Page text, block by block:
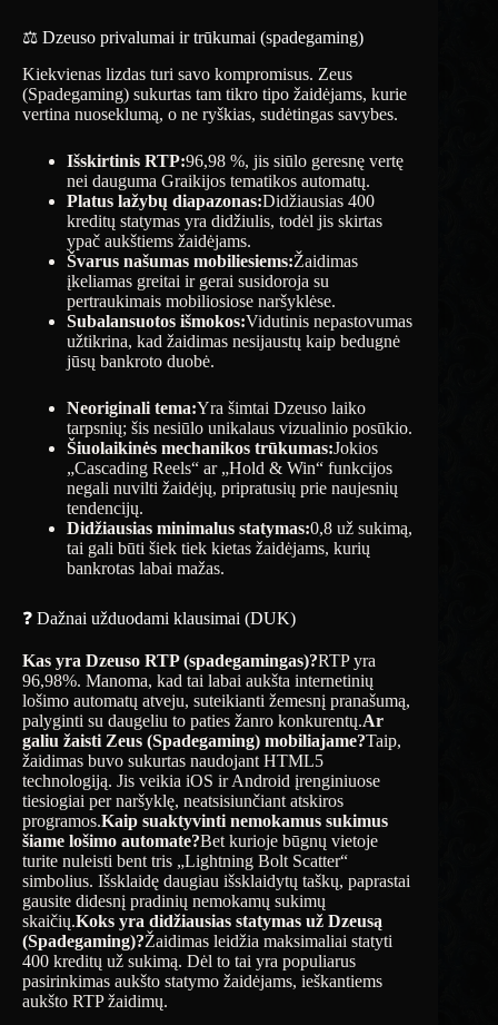
⚖️ Dzeuso privalumai ir trūkumai (spadegaming)
Kiekvienas lizdas turi savo kompromisus. Zeus
(Spadegaming) sukurtas tam tikro tipo žaidėjams, kurie
vertina nuoseklumą, o ne ryškias, sudėtingas savybes.
Išskirtinis RTP:96,98 %, jis siūlo geresnę vertę
nei dauguma Graikijos tematikos automatų.
Platus lažybų diapazonas:Didžiausias 400
kreditų statymas yra didžiulis, todėl jis skirtas
ypač aukštiems žaidėjams.
Švarus našumas mobiliesiems:Žaidimas
įkeliamas greitai ir gerai susidoroja su
pertraukimais mobiliosiose naršyklėse.
Subalansuotos išmokos:Vidutinis nepastovumas
užtikrina, kad žaidimas nesijaustų kaip bedugnė
jūsų bankroto duobė.
Neoriginali tema:Yra šimtai Dzeuso laiko
tarpsnių; šis nesiūlo unikalaus vizualinio posūkio.
Šiuolaikinės mechanikos trūkumas:Jokios
„Cascading Reels“ ar „Hold & Win“ funkcijos
negali nuvilti žaidėjų, pripratusių prie naujesnių
tendencijų.
Didžiausias minimalus statymas:0,8 už sukimą,
tai gali būti šiek tiek kietas žaidėjams, kurių
bankrotas labai mažas.
❓ Dažnai užduodami klausimai (DUK)
Kas yra Dzeuso RTP (spadegamingas)?RTP yra
96,98%. Manoma, kad tai labai aukšta internetinių
lošimo automatų atveju, suteikianti žemesnį pranašumą,
palyginti su daugeliu to paties žanro konkurentų.Ar
galiu žaisti Zeus (Spadegaming) mobiliajame?Taip,
žaidimas buvo sukurtas naudojant HTML5
technologiją. Jis veikia iOS ir Android įrenginiuose
tiesiogiai per naršyklę, neatsisiunčiant atskiros
programos.Kaip suaktyvinti nemokamus sukimus
šiame lošimo automate?Bet kurioje būgnų vietoje
turite nuleisti bent tris „Lightning Bolt Scatter“
simbolius. Išsklaidę daugiau išsklaidytų taškų, paprastai
gausite didesnį pradinių nemokamų sukimų
skaičių.Koks yra didžiausias statymas už Dzeusą
(Spadegaming)?Žaidimas leidžia maksimaliai statyti
400 kreditų už sukimą. Dėl to tai yra populiarus
pasirinkimas aukšto statymo žaidėjams, ieškantiems
aukšto RTP žaidimų.